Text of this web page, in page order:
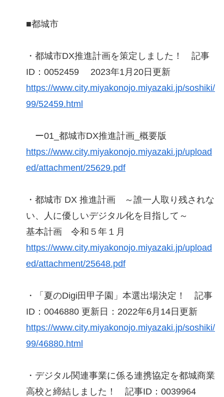
■都城市
・都城市DX推進計画を策定しました！ 記事
ID：0052459 2023年1月20日更新
https://www.city.miyakonojo.miyazaki.jp/soshiki/
99/52459.html
ー01_都城市DX推進計画_概要版
https://www.city.miyakonojo.miyazaki.jp/upload
ed/attachment/25629.pdf
・都城市 DX 推進計画 ～誰一人取り残されな
い、人に優しいデジタル化を目指して～
基本計画 令和５年１月
https://www.city.miyakonojo.miyazaki.jp/upload
ed/attachment/25648.pdf
・「夏のDigi田甲子園」本選出場決定！ 記事
ID：0046880 更新日：2022年6月14日更新
https://www.city.miyakonojo.miyazaki.jp/soshiki/
99/46880.html
・デジタル関連事業に係る連携協定を都城商業
高校と締結しました！ 記事ID：0039964